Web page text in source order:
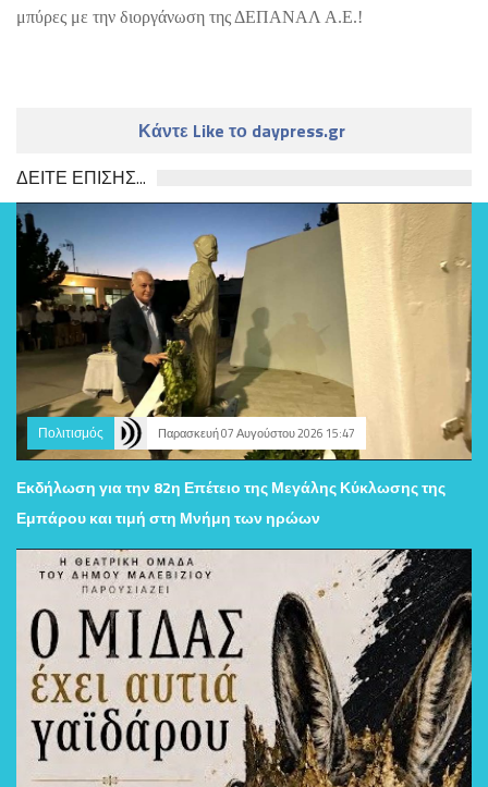
μπύρες με την διοργάνωση της ΔΕΠΑΝΑΛ Α.Ε.!
Κάντε Like το daypress.gr
ΔΕΙΤΕ ΕΠΙΣΗΣ...
Πολιτισμός Παρασκευή 07 Αυγούστου 2026 15:47
Εκδήλωση για την 82η Επέτειο της Μεγάλης Κύκλωσης της
Εμπάρου και τιμή στη Μνήμη των ηρώων